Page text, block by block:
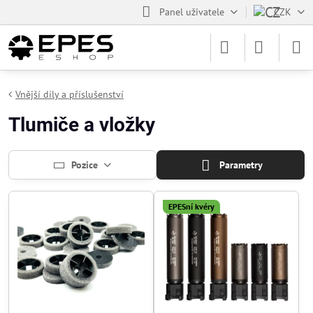
Panel uživatele CZK
Vnější díly a příslušenství
Tlumiče a vložky
Pozice Parametry
EPESní kvéry